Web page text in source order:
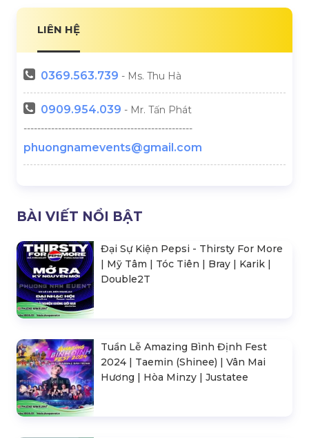
LIÊN HỆ
0369.563.739 - Ms. Thu Hà
0909.954.039 - Mr. Tấn Phát
-------------------------------------------------
phuongnamevents@gmail.com
BÀI VIẾT NỔI BẬT
Đại Sự Kiện Pepsi - Thirsty For More
| Mỹ Tâm | Tóc Tiên | Bray | Karik |
Double2T
Tuần Lễ Amazing Bình Định Fest
2024 | Taemin (Shinee) | Vân Mai
Hương | Hòa Minzy | Justatee